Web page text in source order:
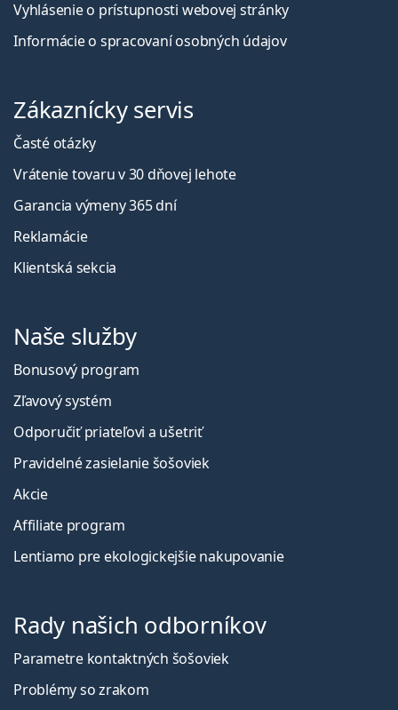
Vyhlásenie o prístupnosti webovej stránky
Informácie o spracovaní osobných údajov
Zákaznícky servis
Časté otázky
Vrátenie tovaru v 30 dňovej lehote
Garancia výmeny 365 dní
Reklamácie
Klientská sekcia
Naše služby
Bonusový program
Zľavový systém
Odporučiť priateľovi a ušetriť
Pravidelné zasielanie šošoviek
Akcie
Affiliate program
Lentiamo pre ekologickejšie nakupovanie
Rady našich odborníkov
Parametre kontaktných šošoviek
Problémy so zrakom